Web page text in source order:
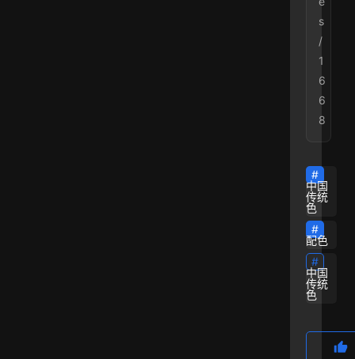
s
/
1
6
6
8
中国
传统
色
配色
中国
传统
色